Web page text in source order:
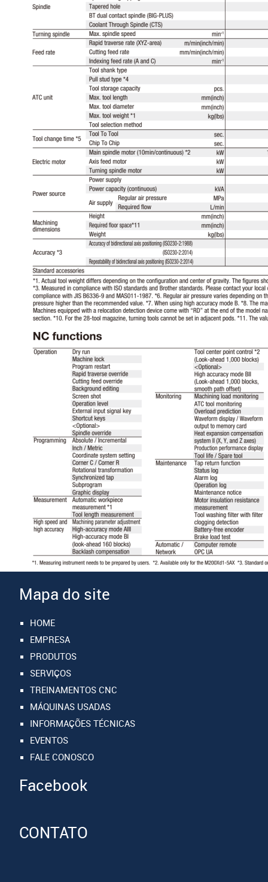
Mapa do site
HOME
EMPRESA
PRODUTOS
SERVIÇOS
TREINAMENTOS CNC
MÁQUINAS USADAS
INFORMAÇÕES TÉCNICAS
EVENTOS
FALE CONOSCO
Facebook
CONTATO